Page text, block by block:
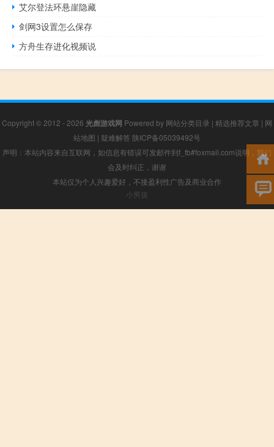
艾尔登法环悬崖隐藏
剑网3设置怎么保存
方舟生存进化视频说
Copyright © 2012 - 2026 光彪游戏网 Powered by 网站分类目录 | 精选推荐文章 | 网
站地图 | 疑难解答 陕ICP备05039492号
声明：本站内容来自互联网，如信息有错误可发邮件到f_fb#foxmail.com说明，我们
会及时纠正，谢谢
本站仅为个人兴趣爱好，不接盈利性广告及商业合作
小男孩